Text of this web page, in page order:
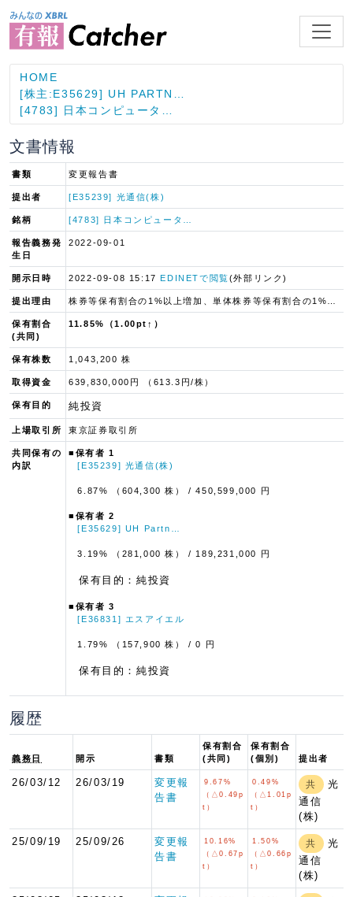
HOME
[株主:E35629] UH PARTN…
[4783] 日本コンピュータ…
文書情報
書類 変更報告書
提出者 [E35239] 光通信(株)
銘柄 [4783] 日本コンピュータ…
報告義務発
生日
2022-09-01
開示日時 2022-09-08 15:17EDINETで閲覧(外部リンク)
提出理由
保有割合
(共同)
11.85%（1.00pt↑）
保有株数 1,043,200 株
取得資金 639,830,000円 （613.3円/株）
保有目的 純投資
上場取引所 東京証券取引所
共同保有の
内訳
■保有者 1
[E35239] 光通信(株)
6.87% （604,300 株）/ 450,599,000 円
■保有者 2
[E35629] UH Partn…
3.19% （281,000 株）/ 189,231,000 円
保有目的：純投資
■保有者 3
[E36831] エスアイエル
1.79% （157,900 株）/ 0 円
保有目的：純投資
履歴
義務日 開示 書類
保有割合
(共同)
保有割合
(個別)
提出者
26/03/12 26/03/19
変更報
告書
9.67%
（△0.49p
t）
0.49%
（△1.01p
t）
共
光
通信
(株)
25/09/19 25/09/26
変更報
告書
10.16%
（△0.67p
t）
1.50%
（△0.66p
t）
共
光
通信
(株)